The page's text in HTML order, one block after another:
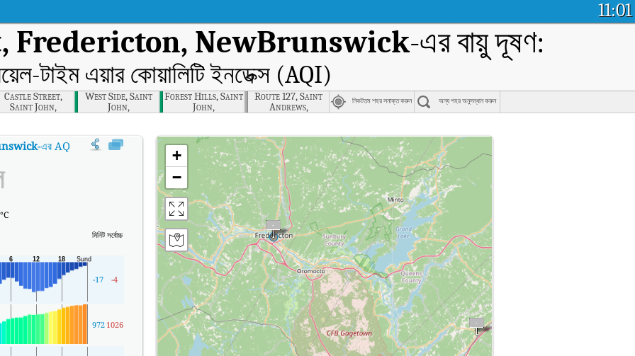
11:01
Fredericton, NewBrunswick-এর বায়ু দূষণ:
টাইম এয়ার কোয়ালিটি ইনডেক্স (AQI)
Castle Street,
Saint John,
Newbrunswick
West Side, Saint
John,
Newbrunswick
Forest Hills, Saint
John,
Newbrunswick
Route 127, Saint
Andrews,
Newbrunswick
নিকটতম শহর সনাক্ত করুন অন্য শহর অনুসন্ধান করুন
-এর AQI Aberdeen Street, Fredericton, NewBrunswick-এর রিয়েল-টাইম এয়ার কোয়ালিটি ইনডেক্স (AQI)।
°C
মিনিট সর্বোচ্চ
-17 -4
972 1026
+
−